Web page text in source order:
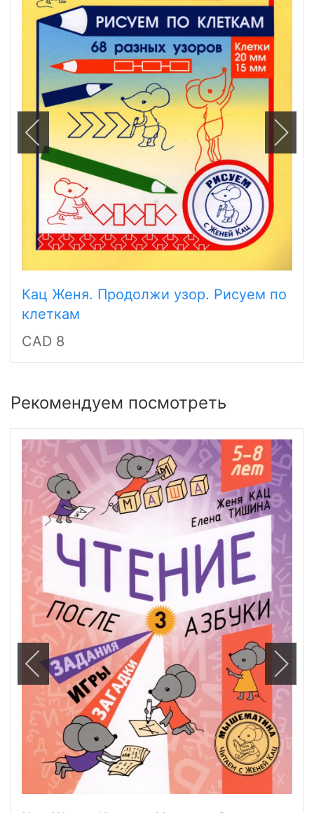
Кац Женя. Продолжи узор. Рисуем по
клеткам
CAD 8
Рекомендуем посмотреть